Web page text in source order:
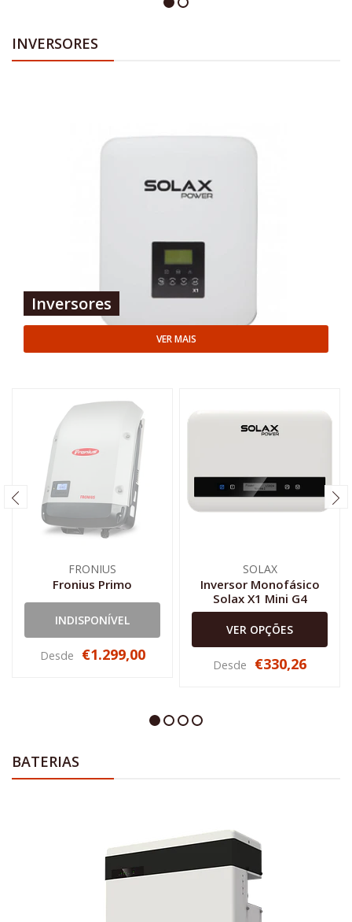
INVERSORES
Inversores
VER MAIS
FRONIUS
Fronius Primo
INDISPONÍVEL
Desde €1.299,00
SOLAX
Inversor Monofásico
Solax X1 Mini G4
VER OPÇÕES
Desde €330,26
BATERIAS